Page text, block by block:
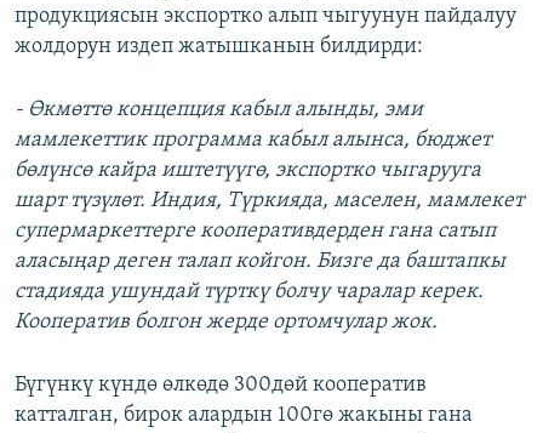
продукциясын экспортко алып чыгуунун пайдалуу
жолдорун издеп жатышканын билдирди:
- Өкмөттө концепция кабыл алынды, эми
мамлекеттик программа кабыл алынса, бюджет
бөлүнсө кайра иштетүүгө, экспортко чыгарууга
шарт түзүлөт. Индия, Түркияда, маселен, мамлекет
супермаркеттерге кооперативдерден гана сатып
аласыңар деген талап койгон. Бизге да баштапкы
стадияда ушундай түрткү болчу чаралар керек.
Кооператив болгон жерде ортомчулар жок.
Бүгүнкү күндө өлкөдө 300дөй кооператив
катталган, бирок алардын 100гө жакыны гана